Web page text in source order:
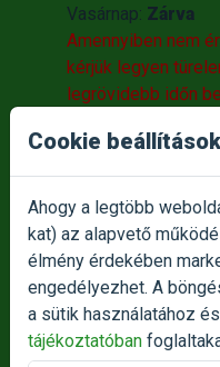
Vasárnap: Zárva
Amennyiben nem
kérjük legyen
legrövidebb időn
Átvételi pont
Hétfőtől -
Pénteken:10:00-
Szombaton:
Vasárnap:Zárva
Termék
Cookie beállítások
Ahogy a legtöbb
kat) az alapvető
élmény érdekében
engedélyezhet. A
a sütik használatához
tájékoztatóban